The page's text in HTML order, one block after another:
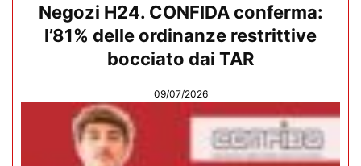
Negozi H24. CONFIDA conferma:
l’81% delle ordinanze restrittive
bocciato dai TAR
09/07/2026